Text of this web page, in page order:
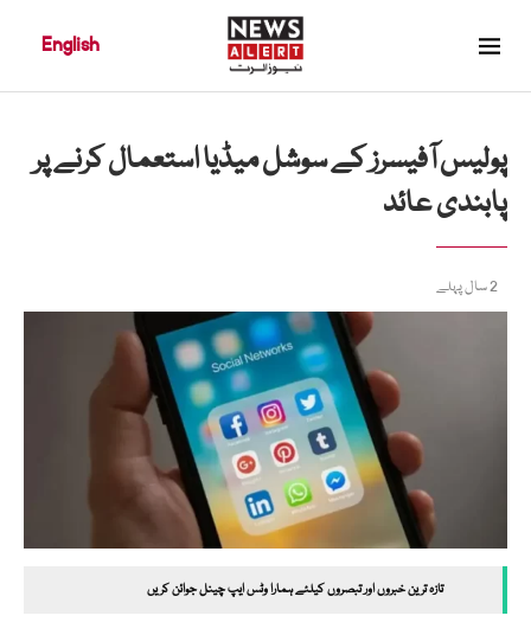
English
پولیس آفیسرز کے سوشل میڈیا استعمال کرنے پر
پابندی عائد
2 سال پہلے
تازہ ترین خبروں اور تبصروں کیلئے ہمارا وٹس ایپ چینل جوائن کریں